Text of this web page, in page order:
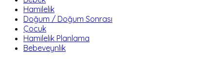
Hamilelik
Doğum / Doğum Sonrası
Çocuk
Hamilelik Planlama
Bebeveynlik